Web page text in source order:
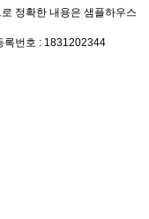
정확한 내용은 샘플하우스
록번호 : 1831202344